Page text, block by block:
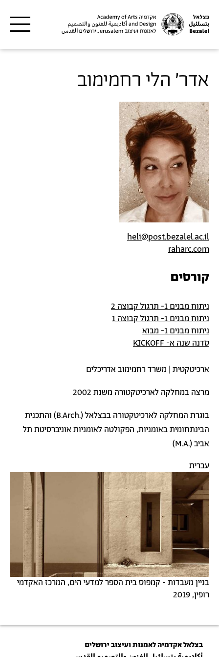
אדר' הלי רחמימוב
heli@post.bezalel.ac.il
raharc.com
קורסים
ניתוח מבנים 1- תרגול קבוצה 2
ניתוח מבנים 1- תרגול קבוצה 1
ניתוח מבנים 1- מבוא
סדנה שנה א- KICKOFF
ארכיטקטית | משרד רחמימוב אדריכלים
מרצה במחלקה לארכיטקטורה משנת 2002
בוגרת המחלקה לארכיטקטורה בבצלאל (.B.Arch) והתכנית
הבינתחומית באומניות, הפקולטה לאומניות אוניברסיטת תל
אביב (.M.A)
עברית
תמונה
בניין מעבדות - קמפוס בית הספר למדעי הים, המרכז האקדמי
רופין, 2019
בצלאל אקדמיה לאמנות ועיצוב ירושלים